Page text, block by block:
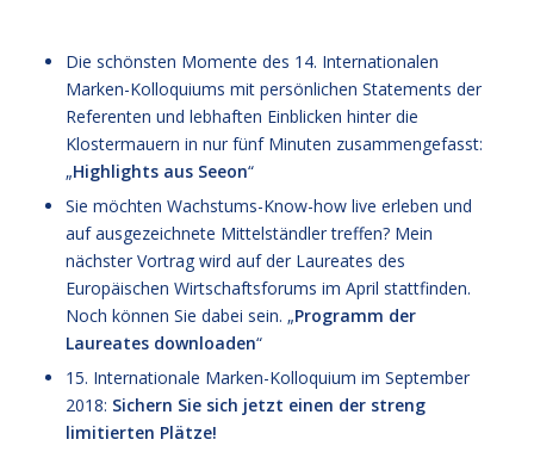
Die schönsten Momente des 14. Internationalen
Marken-Kolloquiums mit persönlichen Statements der
Referenten und lebhaften Einblicken hinter die
Klostermauern in nur fünf Minuten zusammengefasst:
„Highlights aus Seeon“
Sie möchten Wachstums-Know-how live erleben und
auf ausgezeichnete Mittelständler treffen? Mein
nächster Vortrag wird auf der Laureates des
Europäischen Wirtschaftsforums im April stattfinden.
Noch können Sie dabei sein. „Programm der
Laureates downloaden“
15. Internationale Marken-Kolloquium im September
2018: Sichern Sie sich jetzt einen der streng
limitierten Plätze!